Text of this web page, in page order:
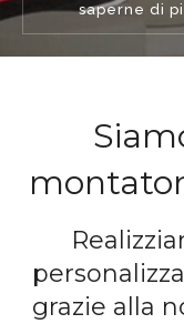
saperne di
grazie alla